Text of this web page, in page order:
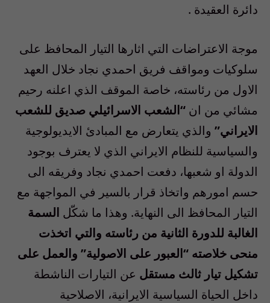
دائرة العقيدة .
موجة الاعتراضات التي اثارها التيار المحافظ على
سلوكيات ومواقف فريق احمدي نجاد خلال العهد
الاول من رئاسته، خاصة الموقف الذي اعلنه رحيم
مشائي من ان “الشعب الاسرائيلي صديق للشعب
الايراني” والذي يتعارض مع المبادئ الايديولوجية
والسياسية للنظام الايراني الذي لا يعترف بوجود
الدولة او شعبها، دفعت احمدي نجاد وفريقه الى
حسم امورهم واتخاذ قرار بالسير في المواجهة مع
التيار المحافظ الى النهاية. وهذا ما شكّل السمة
الغالبة للدورة الثانية من رئاسته والتي اتخذت
منحى خلاصته “العبور على الاصولية” والعمل على
تشكيل تيار ثالث مستقل عن التيارات الناشطة
داخل الحياة السياسية الايرانية، الاصلاحية